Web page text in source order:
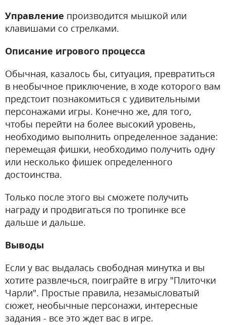
Управление производится мышкой или
клавишами со стрелками.
Описание игрового процесса
Обычная, казалось бы, ситуация, превратиться
в необычное приключение, в ходе которого вам
предстоит познакомиться с удивительными
персонажами игры. Конечно же, для того,
чтобы перейти на более высокий уровень,
необходимо выполнить определенное задание:
перемещая фишки, необходимо получить одну
или несколько фишек определенного
достоинства.
Только после этого вы сможете получить
награду и продвигаться по тропинке все
дальше и дальше.
Выводы
Если у вас выдалась свободная минутка и вы
хотите развлечься, поиграйте в игру "Плиточки
Чарли". Простые правила, незамысловатый
сюжет, необычные персонажи, интересные
задания - все это ждет вас в игре.